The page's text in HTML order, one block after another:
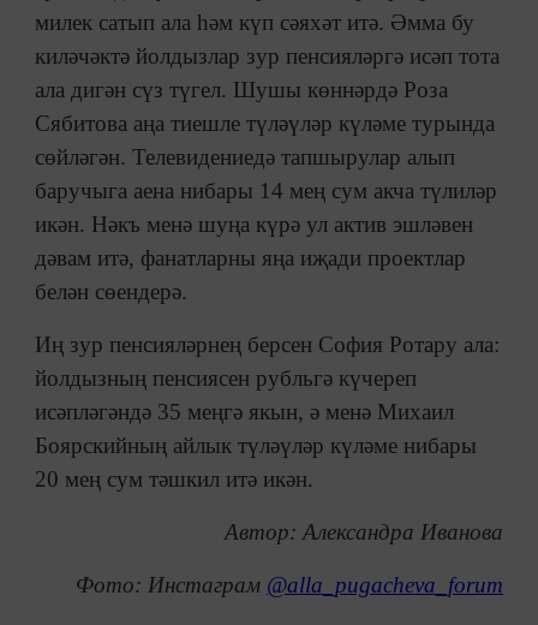
милек сатып ала һәм күп сәяхәт итә. Әмма бу
киләчәктә йолдызлар зур пенсияләргә исәп тота
ала дигән сүз түгел. Шушы көннәрдә Роза
Сябитова аңа тиешле түләүләр күләме турында
сөйләгән. Телевидениедә тапшырулар алып
баручыга аена нибары 14 мең сум акча түлиләр
икән. Нәкъ менә шуңа күрә ул актив эшләвен
дәвам итә, фанатларны яңа иҗади проектлар
белән сөендерә.
Иң зур пенсияләрнең берсен София Ротару ала:
йолдызның пенсиясен рубльгә күчереп
исәпләгәндә 35 меңгә якын, ә менә Михаил
Боярскийның айлык түләүләр күләме нибары
20 мең сум тәшкил итә икән.
Автор: Александра Иванова
Фото: Инстаграм @alla_pugacheva_forum